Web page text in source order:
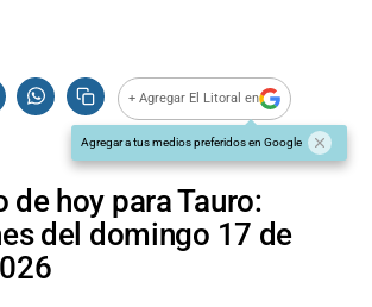
+ Agregar El Litoral en
Agregar a tus medios preferidos en Google
de hoy para Tauro:
del domingo 17 de